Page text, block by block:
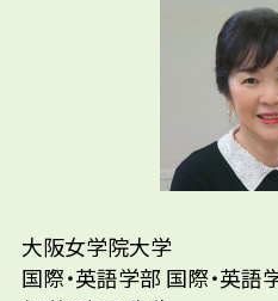
大阪女学院大学
国際・英語学部 国際・英語
ました。そして本当に
「学ぶ楽しさ」を実感
どう考えるか、どう思
に問いかけられるアメ
とってぴったりだった
ではなく、「自ら学
そして、いまの研究テ
うに絵本を読むか」は
通訳・翻訳/英語教員/
あるいは海外取引の多
旅行・観光/エアライ
スタッフ/情報・通信/
など